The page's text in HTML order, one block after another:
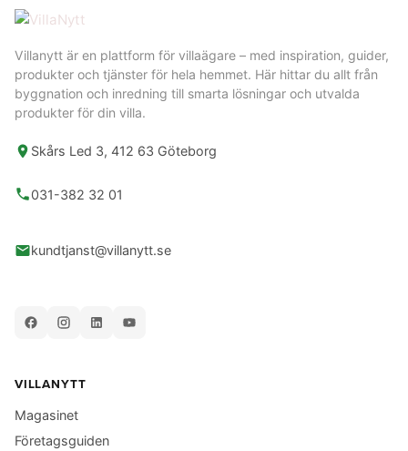
Villanytt är en plattform för villaägare – med inspiration, guider,
produkter och tjänster för hela hemmet. Här hittar du allt från
byggnation och inredning till smarta lösningar och utvalda
produkter för din villa.
Skårs Led 3, 412 63 Göteborg
031-382 32 01
kundtjanst@villanytt.se
VILLANYTT
Magasinet
Företagsguiden